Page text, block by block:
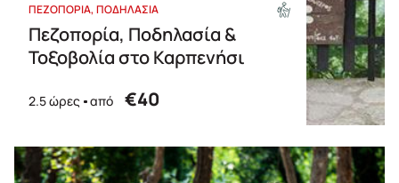
ΠΕΖΟΠΟΡΙΑ ΠΟΔΗΛΑΣΙΑ
Πεζοπορία, Ποδηλασία &
Τοξοβολία στο Καρπενήσι
2.5 ώρες από €40